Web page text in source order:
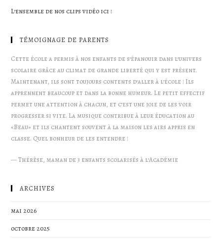
L’ensemble de nos clips vidéo ici !
TÉMOIGNAGE DE PARENTS
Cette école a permis à nos enfants de s’épanouir dans l’univers
scolaire grâce au climat de grande liberté qui y est présent.
Maintenant, ils sont toujours contents d’aller à l’école ! Ils
apprennent beaucoup et dans la bonne humeur. Le petit effectif
permet une attention à chacun, et c’est une joie de les voir
progresser si vite. La musique contribue à leur éducation au
«Beau» et ils chantent souvent à la maison les airs appris en
classe. Quel bonheur de les entendre !
—Thérèse, maman de 3 enfants scolarisés à l’Académie
ARCHIVES
mai 2026
octobre 2025